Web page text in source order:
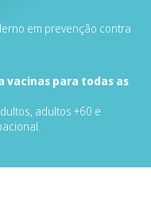
em prevenção contra
vacinas para todas as
adultos +60 e